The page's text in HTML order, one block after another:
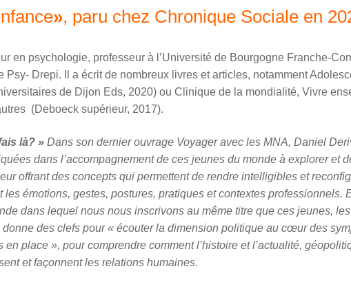
», paru chez Chronique Sociale en
en psychologie, professeur à l’Université de Bourgogne Franche-
Psy- Drepi. Il a écrit de nombreux livres et articles, notamment
de Dijon Eds, 2020) ou Clinique de la mondialité, Vivre
(Deboeck supérieur, 2017).
là? » Dans son dernier ouvrage Voyager avec les MNA, Daniel
dans l’accompagnement de ces jeunes du monde à explorer et
offrant des concepts qui permettent de rendre intelligibles et
les émotions, gestes, postures, pratiques et contextes professionnels.
dans lequel nous nous inscrivons au même titre que ces jeunes,
des clefs pour « écouter la dimension politique au cœur des
en place », pour comprendre comment l’histoire et l’actualité,
et façonnent les relations humaines.